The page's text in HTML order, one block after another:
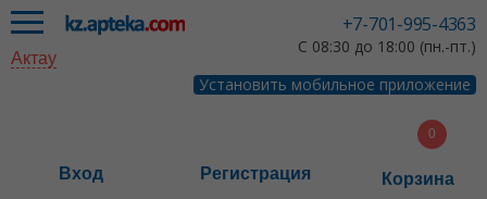
+7-701-995-4363
С 08:30 до 18:00 (пн.-пт.)
Установить мобильное приложение
Актау
Вход Регистрация Корзина